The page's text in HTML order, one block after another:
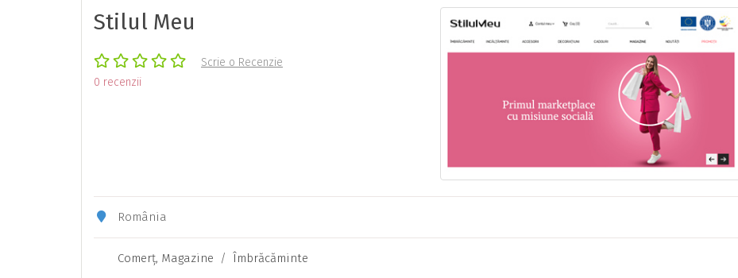
Stilul Meu
Scrie o Recenzie
0 recenzii
România
Comerţ, Magazine / Îmbrăcăminte